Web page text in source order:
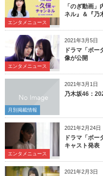
エンタメニュース
「のぎ動画
ネル』＆『乃
2021年3月5日
エンタメニュース
ドラマ「ボ
像が公開
2021年3月1日
月別掲載情報
乃木坂46：
2021年2月24日
エンタメニュース
ドラマ「ボ
キャスト発
2021年2月3日